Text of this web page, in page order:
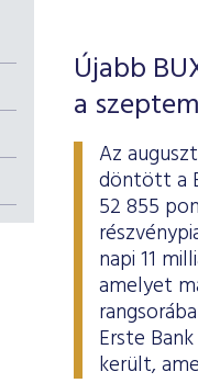
Újabb
a
Az
döntött a
52 855
napi 11
amelyet
Erste
került,